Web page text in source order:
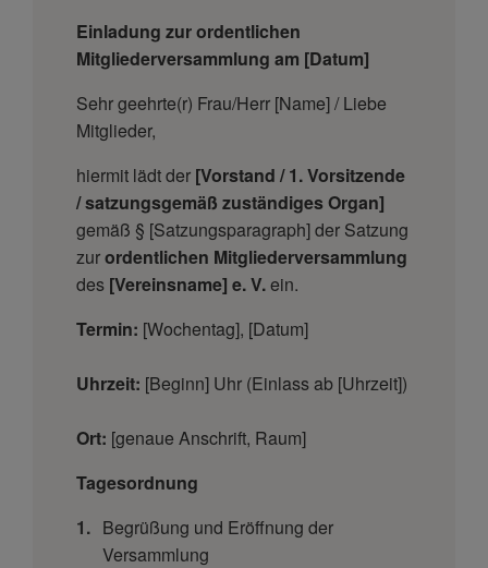
Einladung zur ordentlichen
Mitgliederversammlung am [Datum]
Sehr geehrte(r) Frau/Herr [Name] / Liebe
Mitglieder,
hiermit lädt der [Vorstand / 1. Vorsitzende
/ satzungsgemäß zuständiges Organ]
gemäß § [Satzungsparagraph] der Satzung
zurordentlichen Mitgliederversammlung
des [Vereinsname] e. V.ein.
Termin: [Wochentag], [Datum]
Uhrzeit: [Beginn] Uhr (Einlass ab [Uhrzeit])
Ort: [genaue Anschrift, Raum]
Tagesordnung
Begrüßung und Eröffnung der
Versammlung